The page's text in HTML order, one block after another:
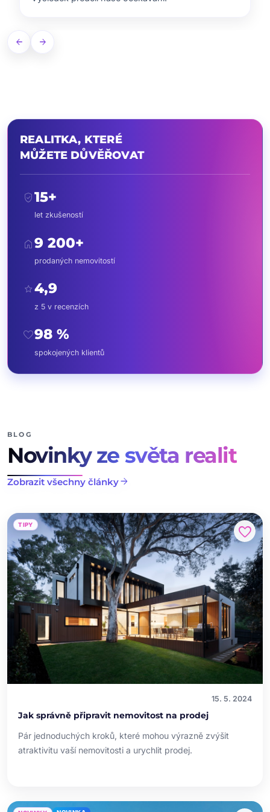
arrow_back arrow_forward
REALITKA, KTERÉ
MŮŽETE DŮVĚŘOVAT
verified_user15+
let zkušeností
home9 200+
prodaných nemovitostí
star4,9
z 5 v recenzích
favorite98 %
spokojených klientů
BLOG
Novinky ze světa realit
Zobrazit všechny článkyarrow_forward
TIPY favorite
15. 5. 2024
Jak správně připravit nemovitost na prodej
Pár jednoduchých kroků, které mohou výrazně zvýšit
atraktivitu vaší nemovitosti a urychlit prodej.